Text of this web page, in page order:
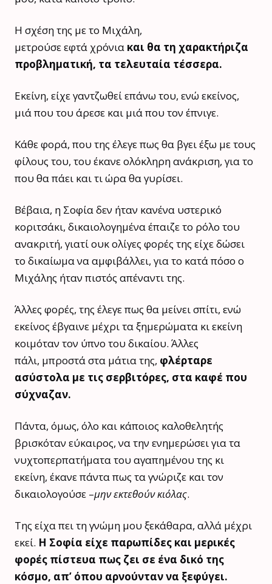
Η σχέση της με το Μιχάλη,
μετρούσε εφτά χρόνια και θα τη χαρακτήριζα
προβληματική, τα τελευταία τέσσερα.
Εκείνη, είχε γαντζωθεί επάνω του, ενώ εκείνος,
μιά που του άρεσε και μιά που τον έπνιγε.
Κάθε φορά, που της έλεγε πως θα βγει έξω με τους
φίλους του, του έκανε ολόκληρη ανάκριση, για το
που θα πάει και τι ώρα θα γυρίσει.
Βέβαια, η Σοφία δεν ήταν κανένα υστερικό
κοριτσάκι, δικαιολογημένα έπαιζε το ρόλο του
ανακριτή, γιατί ουκ ολίγες φορές της είχε δώσει
το δικαίωμα να αμφιβάλλει, για το κατά πόσο ο
Μιχάλης ήταν πιστός απέναντι της.
Άλλες φορές, της έλεγε πως θα μείνει σπίτι, ενώ
εκείνος έβγαινε μέχρι τα ξημερώματα κι εκείνη
κοιμόταν τον ύπνο του δικαίου. Άλλες
πάλι, μπροστά στα μάτια της, φλέρταρε
ασύστολα με τις σερβιτόρες, στα καφέ που
σύχναζαν.
Πάντα, όμως, όλο και κάποιος καλοθελητής
βρισκόταν εύκαιρος, να την ενημερώσει για τα
νυχτοπερπατήματα του αγαπημένου της κι
εκείνη, έκανε πάντα πως τα γνώριζε και τον
δικαιολογούσε –μην εκτεθούν κιόλας.
Της είχα πει τη γνώμη μου ξεκάθαρα, αλλά μέχρι
εκεί. Η Σοφία είχε παρωπίδες και μερικές
φορές πίστευα πως ζει σε ένα δικό της
κόσμο, απ’ όπου αρνούνταν να ξεφύγει.